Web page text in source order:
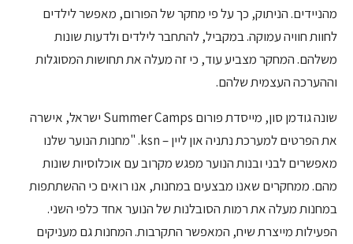
מהניידים. הניתוק, כך על פי מחקר של הפורום, מאפשר לילדים
לחוות חוויה עמוקה. במקביל, להתחבר לילדים ולדעות שונות
משלהם. המחקר מצביע עוד, כי זה מעלה את תחושות המסוגלות
וההערכה העצמית שלהם.
שונה גודמן סון, מייסדת פורום Summer Camps ישראל, אישרה
את הפרטים למערכת נתניה און ליין – ksn. "מחנות הנוער שלנו
מאפשרים לבני ובנות הנוער מפגש מקרוב עם אוכלוסיות שונות
מהם. ממחקרים שאנו מבצעים במחנות, אנו רואים כי ההשתתפות
במחנות מעלה את רמות הסובלנות של הנוער אחד כלפי השני.
הפעילות מייצרת שיח, המאפשר התקרבות. המחנות גם מעניקים